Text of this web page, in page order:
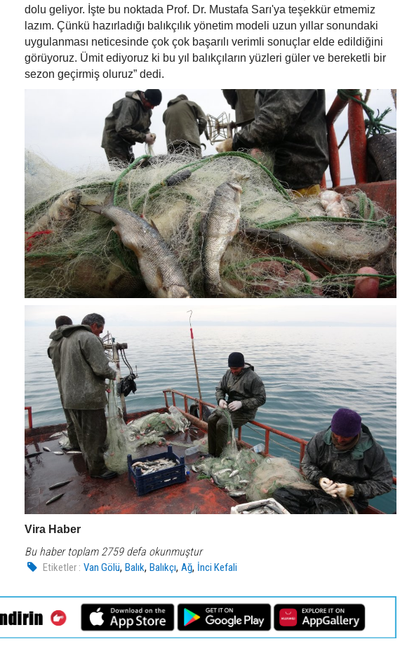
dolu geliyor. İşte bu noktada Prof. Dr. Mustafa Sarı'ya teşekkür etmemiz
lazım. Çünkü hazırladığı balıkçılık yönetim modeli uzun yıllar sonundaki
uygulanması neticesinde çok çok başarılı verimli sonuçlar elde edildiğini
görüyoruz. Ümit ediyoruz ki bu yıl balıkçıların yüzleri güler ve bereketli bir
sezon geçirmiş oluruz” dedi.
Vira Haber
Bu haber toplam 2759 defa okunmuştur
Etiketler : Van Gölü,Balık,Balıkçı,Ağ, İnci Kefali